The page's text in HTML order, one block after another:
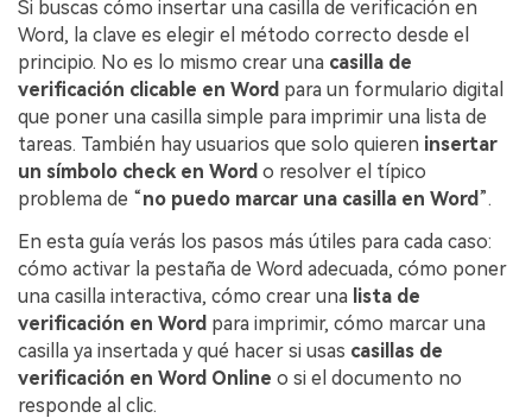
Censurar PDF Nuevo
PDF OCR
Extraer datos de PDF
Proteger PDF
Compartir PDF
Soluciones completas
Educación
Servicio de TI
Legal
Reseñas
Historias de clientes
Comparación de software
Usar mejor PDFelement
¿Qué hay de nuevo?
Especificaciones técnicas
Soporte de contacto
Guía del usuario
PDFelement para Windows
Si buscas cómo insertar una casilla de verificación en
Word, la clave es elegir el método correcto desde el
principio. No es lo mismo crear una casilla de
verificación clicable en Word para un formulario digital
que poner una casilla simple para imprimir una lista de
tareas. También hay usuarios que solo quieren insertar
un símbolo check en Word o resolver el típico
problema de “no puedo marcar una casilla en Word”.
En esta guía verás los pasos más útiles para cada caso:
cómo activar la pestaña de Word adecuada, cómo poner
una casilla interactiva, cómo crear una lista de
verificación en Word para imprimir, cómo marcar una
casilla ya insertada y qué hacer si usas casillas de
verificación en Word Online o si el documento no
responde al clic.